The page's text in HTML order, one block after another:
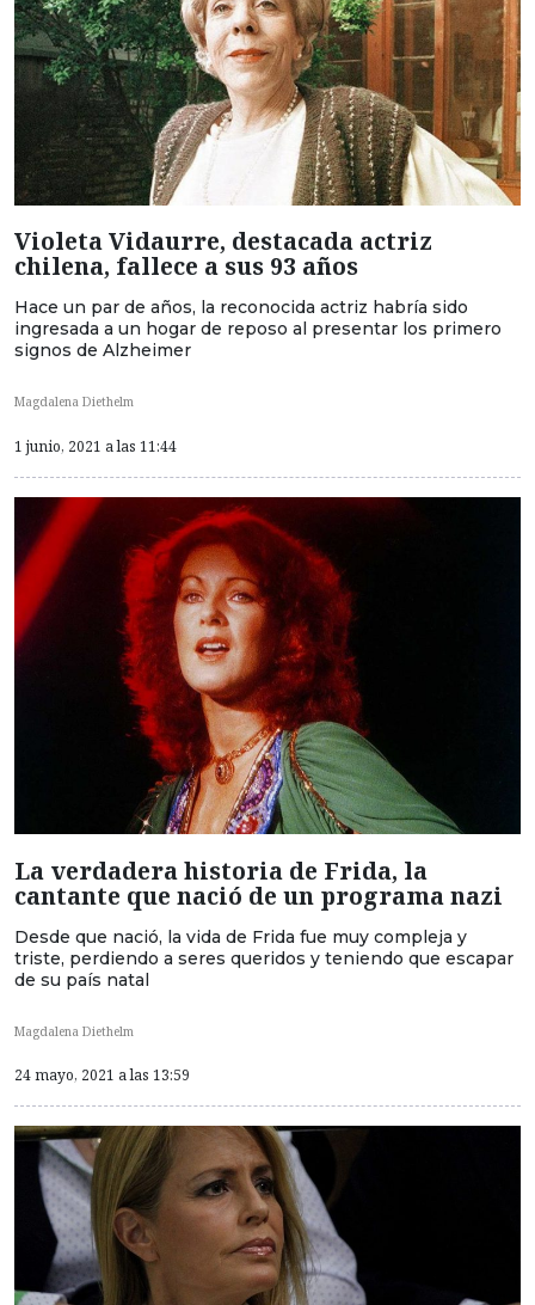
Violeta Vidaurre, destacada actriz
chilena, fallece a sus 93 años
Hace un par de años, la reconocida actriz habría sido
ingresada a un hogar de reposo al presentar los primero
signos de Alzheimer
Magdalena Diethelm
1 junio, 2021 a las 11:44
La verdadera historia de Frida, la
cantante que nació de un programa nazi
Desde que nació, la vida de Frida fue muy compleja y
triste, perdiendo a seres queridos y teniendo que escapar
de su país natal
Magdalena Diethelm
24 mayo, 2021 a las 13:59